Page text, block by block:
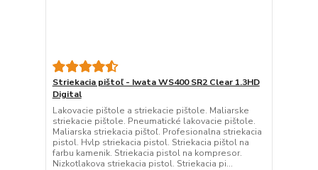
Striekacia pištoľ - Iwata WS400 SR2 Clear 1.3HD
Digital
Lakovacie pištole a striekacie pištole. Maliarske
striekacie pištole. Pneumatické lakovacie pištole.
Maliarska striekacia pištoľ. Profesionalna striekacia
pistol. Hvlp striekacia pistol. Striekacia pištol na
farbu kamenik. Striekacia pistol na kompresor.
Nizkotlakova striekacia pistol. Striekacia pi...